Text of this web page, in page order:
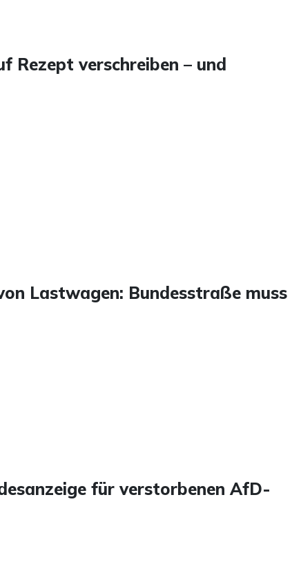
Rezept verschreiben – und
Lastwagen: Bundesstraße muss
für verstorbenen AfD-